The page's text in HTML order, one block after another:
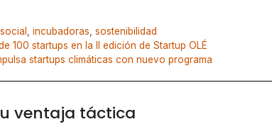
incubadoras sostenibilidad
100 startups en la II edición de Startup OLÉ
startups climáticas con nuevo programa
ventaja táctica